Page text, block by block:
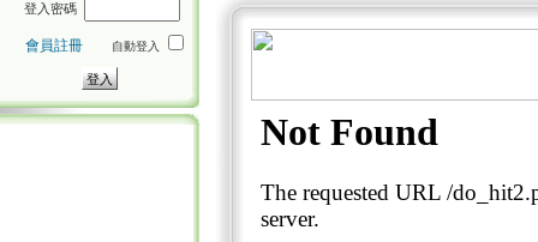
登入密碼
會員註冊 自動登入